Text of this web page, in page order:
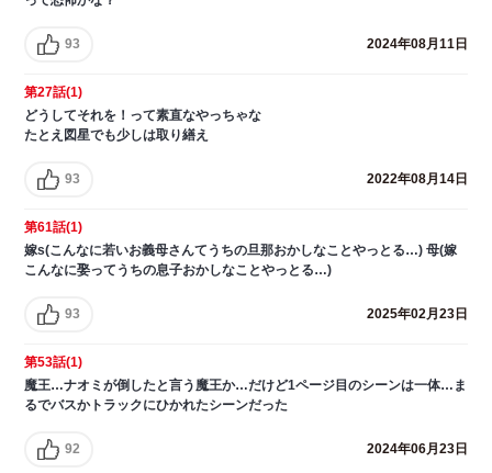
93 2024年08月11日
第27話(1)
どうしてそれを！って素直なやっちゃな
たとえ図星でも少しは取り繕え
93 2022年08月14日
第61話(1)
嫁s(こんなに若いお義母さんてうちの旦那おかしなことやっとる…) 母(嫁
こんなに娶ってうちの息子おかしなことやっとる…)
93 2025年02月23日
第53話(1)
魔王…ナオミが倒したと言う魔王か…だけど1ページ目のシーンは一体…ま
るでバスかトラックにひかれたシーンだった
92 2024年06月23日